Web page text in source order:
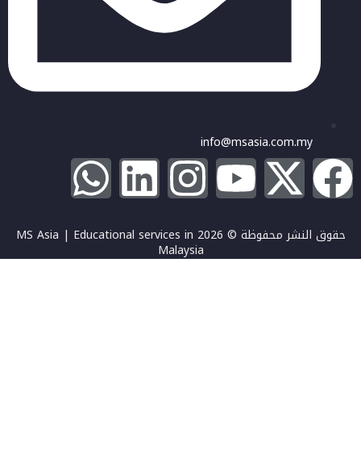
info@msasia.com.my
حقوق النشر محفوظة © 2026 MS Asia | Educational services in
Malaysia